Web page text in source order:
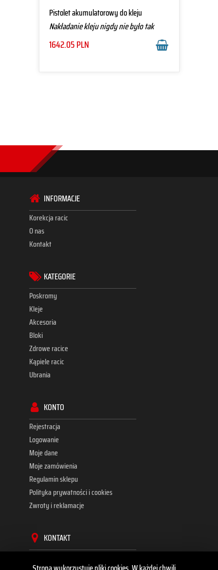
Pistolet akumulatorowy do kleju
Nakładanie kleju nigdy nie było tak
proste
1642.05PLN
INFORMACJE
Korekcja racic
O nas
Kontakt
KATEGORIE
Poskromy
Kleje
Akcesoria
Bloki
Zdrowe racice
Kąpiele racic
Ubrania
KONTO
Rejestracja
Logowanie
Moje dane
Moje zamówienia
Regulamin sklepu
Polityka prywatności i cookies
Zwroty i reklamacje
KONTAKT